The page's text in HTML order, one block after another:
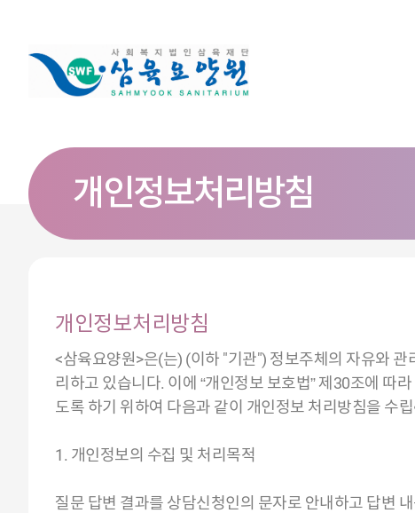
개인정보처리방침
개인정보처리방침
<삼육요양원>은(는) (이하 "기관") 정보주체의 자유와
리하고 있습니다. 이에 “개인정보 보호법” 제30조에 따
도록 하기 위하여 다음과 같이 개인정보 처리방침을 수
1. 개인정보의 수집 및 처리목적
질문 답변 결과를 상담신청인의 문자로 안내하고 답변